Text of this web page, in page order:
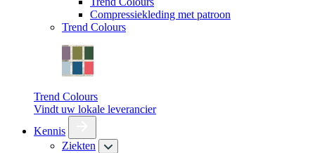
Compressiekleding met patroon
Trend Colours
Trend Colours
Vindt uw lokale leverancier
Kennis
Ziekten